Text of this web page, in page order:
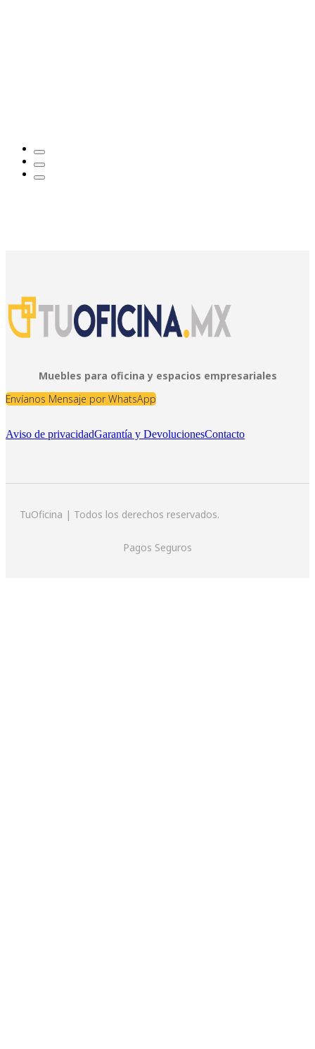
Muebles para oficina y espacios empresariales
Envíanos Mensaje por WhatsApp
Aviso de privacidadGarantía y DevolucionesContacto
TuOficina | Todos los derechos reservados.
Pagos Seguros